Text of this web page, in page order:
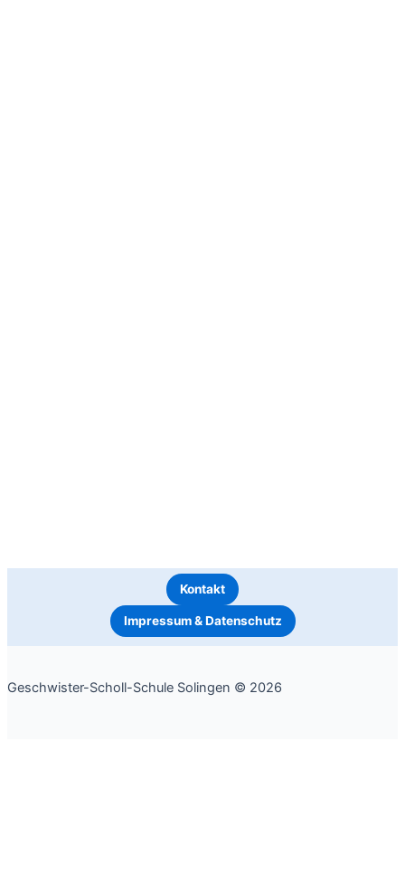
Kontakt
Impressum & Datenschutz
Geschwister-Scholl-Schule Solingen © 2026